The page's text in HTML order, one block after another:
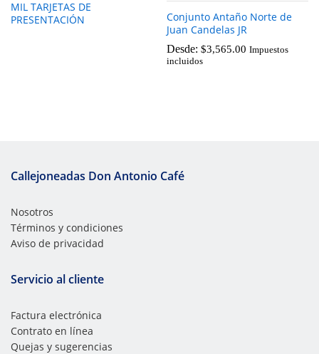
MIL TARJETAS DE
PRESENTACIÓN
Conjunto Antaño Norte de
Juan Candelas JR
Desde: $3,565.00 Impuestos
incluidos
Callejoneadas Don Antonio Café
Nosotros
Términos y condiciones
Aviso de privacidad
Servicio al cliente
Factura electrónica
Contrato en línea
Quejas y sugerencias